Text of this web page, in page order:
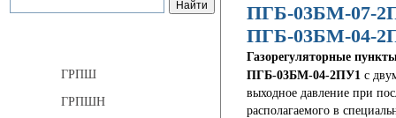
ГРПШ
ГРПШН
ПГБ-03БМ-07-
ПГБ-03БМ-04-
Газорегуляторные
ПГБ-03БМ-04-2ПУ1 c
выходное давление при
располагаемого в